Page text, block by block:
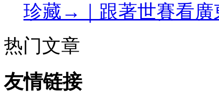
珍藏→｜跟著世賽看廣
热门文章
友情链接